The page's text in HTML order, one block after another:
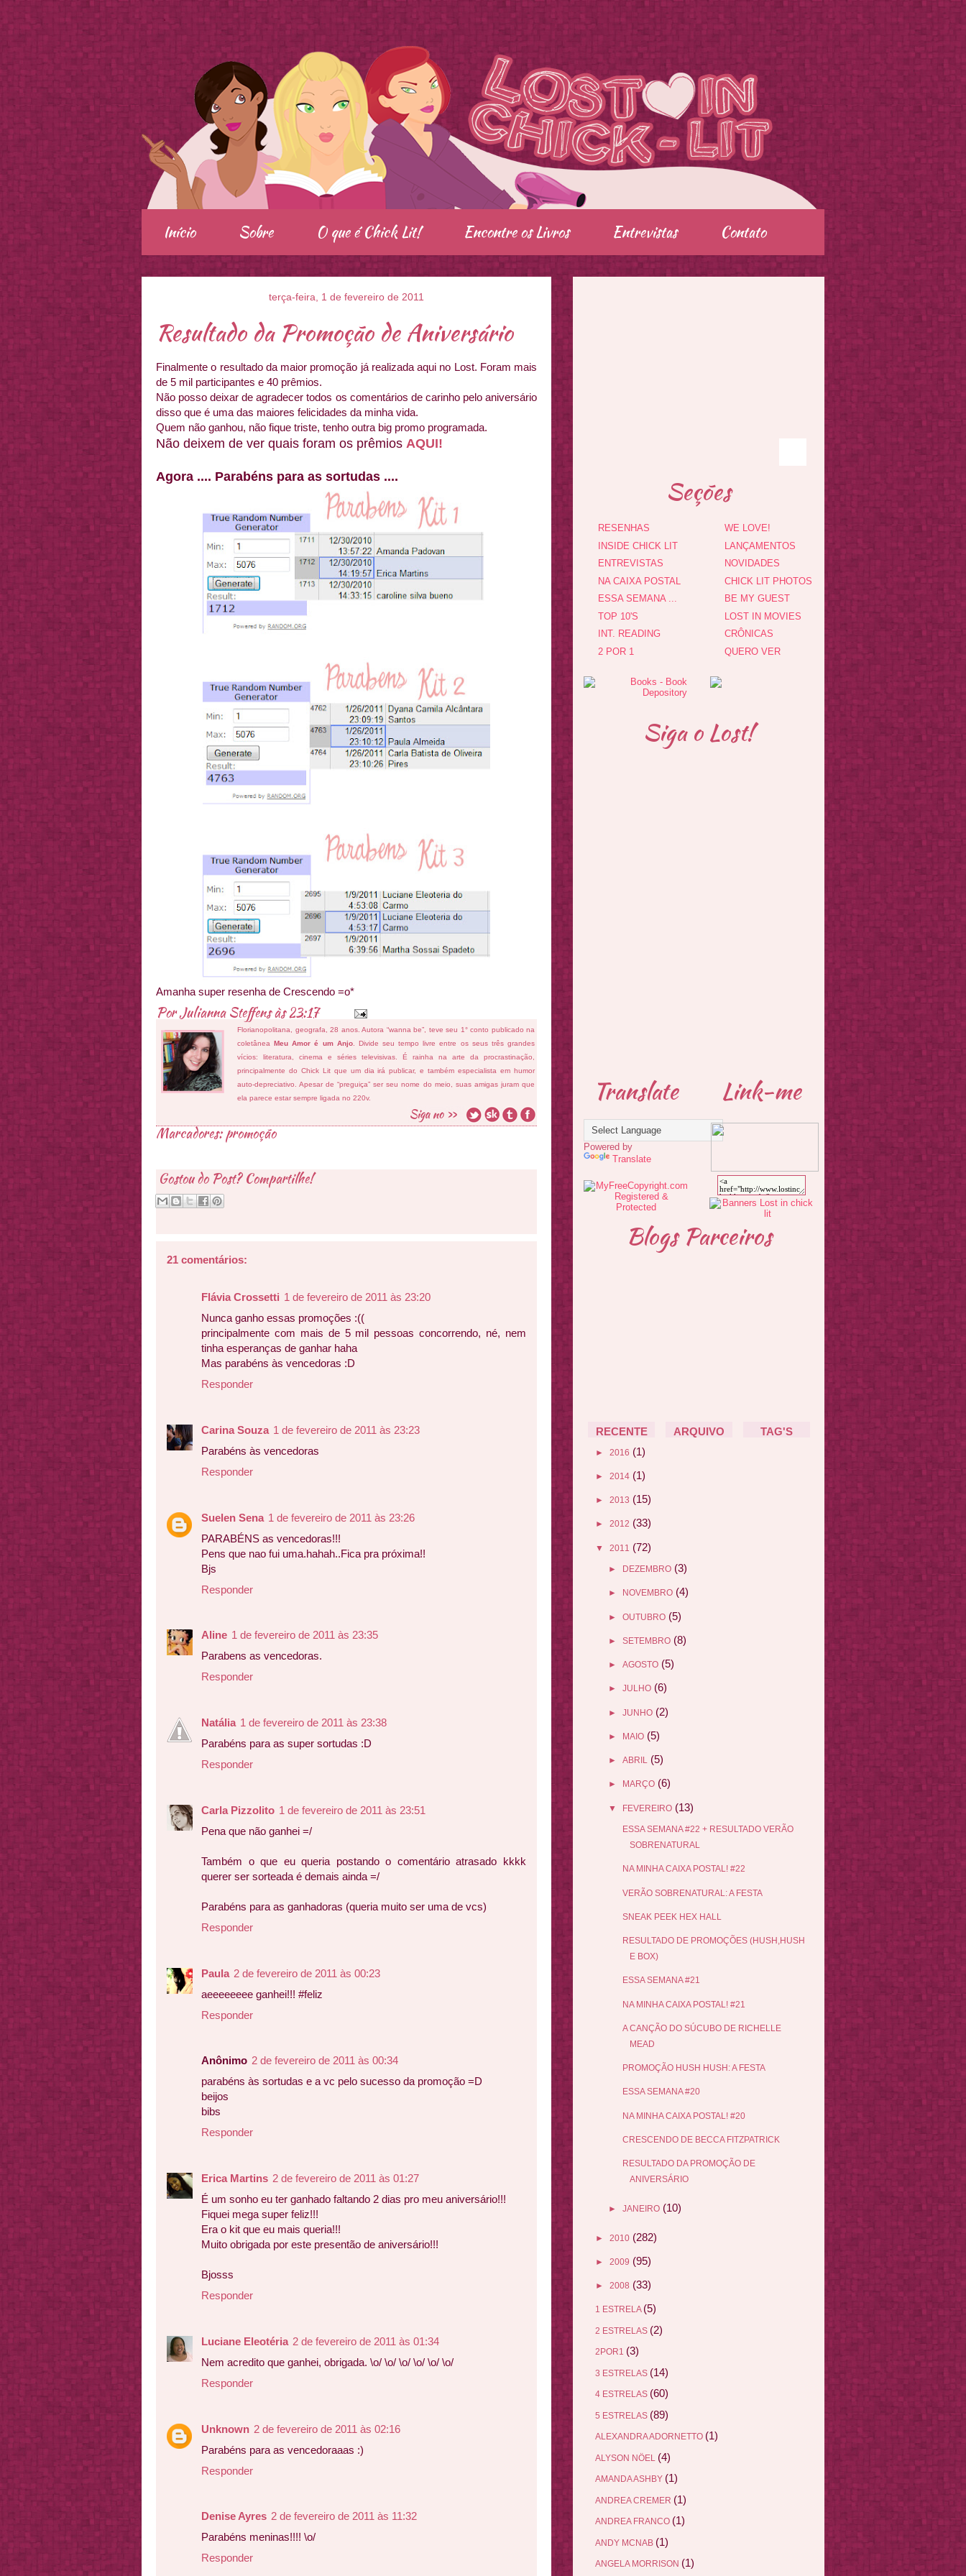
.
Início Sobre O que é Chick Lit! Encontre os Livros Entrevistas Contato
terça-feira, 1 de fevereiro de 2011
Resultado da Promoção de Aniversário
Finalmente o resultado da maior promoção já realizada aqui no Lost. Foram mais
de 5 mil participantes e 40 prêmios.
Não posso deixar de agradecer todos os comentários de carinho pelo aniversário
disso que é uma das maiores felicidades da minha vida.
Quem não ganhou, não fique triste, tenho outra big promo programada.
Não deixem de ver quais foram os prêmios AQUI!
Agora .... Parabéns para as sortudas ....
Amanha super resenha de Crescendo =o*
PorJulianna Steffensàs23:17
Florianopolitana, geografa, 28 anos. Autora “wanna be”, teve seu 1° conto publicado na
coletâneaMeu Amor é um Anjo. Divide seu tempo livre entre os seus três grandes
vícios: literatura, cinema e séries televisivas. É rainha na arte da procrastinação,
principalmente do Chick Lit que um dia irá publicar, e também especialista em humor
auto-depreciativo. Apesar de “preguiça” ser seu nome do meio, suas amigas juram que
ela parece estar sempre ligada no 220v.
Marcadores:promoção
Gostou do Post? Compartilhe!
21 comentários:
Flávia Crossetti 1 de fevereiro de 2011 às 23:20
Nunca ganho essas promoções :((
principalmente com mais de 5 mil pessoas concorrendo, né, nem
tinha esperanças de ganhar haha
Mas parabéns às vencedoras :D
Responder
Carina Souza 1 de fevereiro de 2011 às 23:23
Parabéns às vencedoras
Responder
Suelen Sena 1 de fevereiro de 2011 às 23:26
PARABÉNS as vencedoras!!!
Pens que nao fui uma.hahah..Fica pra próxima!!
Bjs
Responder
Aline 1 de fevereiro de 2011 às 23:35
Parabens as vencedoras.
Responder
Natália 1 de fevereiro de 2011 às 23:38
Parabéns para as super sortudas :D
Responder
Carla Pizzolito 1 de fevereiro de 2011 às 23:51
Pena que não ganhei =/
Também o que eu queria postando o comentário atrasado kkkk
querer ser sorteada é demais ainda =/
Parabéns para as ganhadoras (queria muito ser uma de vcs)
Responder
Paula 2 de fevereiro de 2011 às 00:23
aeeeeeeee ganhei!!! #feliz
Responder
Anônimo 2 de fevereiro de 2011 às 00:34
parabéns às sortudas e a vc pelo sucesso da promoção =D
beijos
bibs
Responder
Erica Martins 2 de fevereiro de 2011 às 01:27
É um sonho eu ter ganhado faltando 2 dias pro meu aniversário!!!
Fiquei mega super feliz!!!
Era o kit que eu mais queria!!!
Muito obrigada por este presentão de aniversário!!!
Bjosss
Responder
Luciane Eleotéria 2 de fevereiro de 2011 às 01:34
Nem acredito que ganhei, obrigada. \o/ \o/ \o/ \o/ \o/ \o/
Responder
Unknown 2 de fevereiro de 2011 às 02:16
Parabéns para as vencedoraaas :)
Responder
Denise Ayres 2 de fevereiro de 2011 às 11:32
Parabéns meninas!!!! \o/
Responder
Seções
RESENHAS
INSIDE CHICK LIT
ENTREVISTAS
NA CAIXA POSTAL
ESSA SEMANA ...
TOP 10'S
INT. READING
2 POR 1
WE LOVE!
LANÇAMENTOS
NOVIDADES
CHICK LIT PHOTOS
BE MY GUEST
LOST IN MOVIES
CRÔNICAS
QUERO VER
Siga o Lost!
Translate
Powered by
Translate
Link-me
Blogs Parceiros
RECENTE ARQUIVO TAG'S
► 2016 (1)
► 2014 (1)
► 2013 (15)
► 2012 (33)
▼ 2011 (72)
► DEZEMBRO (3)
► NOVEMBRO (4)
► OUTUBRO (5)
► SETEMBRO (8)
► AGOSTO (5)
► JULHO (6)
► JUNHO (2)
► MAIO (5)
► ABRIL (5)
► MARÇO (6)
▼ FEVEREIRO (13)
ESSA SEMANA #22 + RESULTADO VERÃO
SOBRENATURAL
NA MINHA CAIXA POSTAL! #22
VERÃO SOBRENATURAL: A FESTA
SNEAK PEEK HEX HALL
RESULTADO DE PROMOÇÕES (HUSH,HUSH
E BOX)
ESSA SEMANA #21
NA MINHA CAIXA POSTAL! #21
A CANÇÃO DO SÚCUBO DE RICHELLE
MEAD
PROMOÇÃO HUSH HUSH: A FESTA
ESSA SEMANA #20
NA MINHA CAIXA POSTAL! #20
CRESCENDO DE BECCA FITZPATRICK
RESULTADO DA PROMOÇÃO DE
ANIVERSÁRIO
► JANEIRO (10)
► 2010 (282)
► 2009 (95)
► 2008 (33)
1 ESTRELA (5)
2 ESTRELAS (2)
2POR1 (3)
3 ESTRELAS (14)
4 ESTRELAS (60)
5 ESTRELAS (89)
ALEXANDRA ADORNETTO (1)
ALYSON NÖEL (4)
AMANDA ASHBY (1)
ANDREA CREMER (1)
ANDREA FRANCO (1)
ANDY MCNAB (1)
ANGELA MORRISON (1)